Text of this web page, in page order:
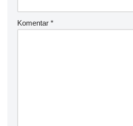
Komentar *